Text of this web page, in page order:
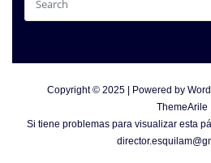
Copyright © 2025 | Powered by
ThemeArile
Si tiene problemas para visualizar esta